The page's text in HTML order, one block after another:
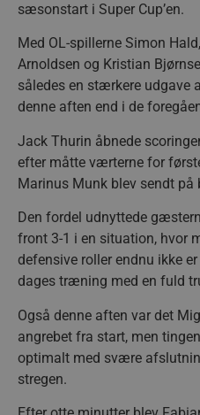
sæsonstart i Super Cup’en.
Med OL-spillerne Simon
Arnoldsen og Kristian
således en stærkere udgave
denne aften end i de
Jack Thurin åbnede
efter måtte værterne for
Marinus Munk blev sendt
Den fordel udnyttede
front 3-1 i en situation, hvor
defensive roller endnu ikke
dages træning med en fuld
Også denne aften var det
angrebet fra start, men
optimalt med svære
stregen.